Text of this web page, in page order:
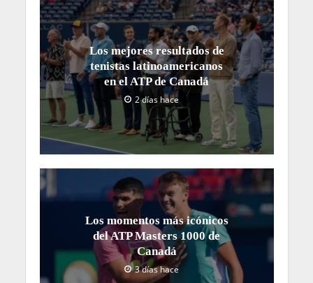
Los mejores resultados de
tenistas latinoamericanos
en el ATP de Canadá
2 días hace
Los momentos más icónicos
del ATP Masters 1000 de
Canadá
3 días hace